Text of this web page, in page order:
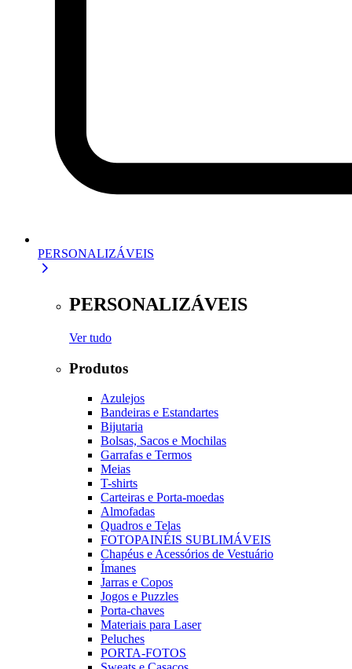
PERSONALIZÁVEIS
PERSONALIZÁVEIS
Ver tudo
Produtos
Azulejos
Bandeiras e Estandartes
Bijutaria
Bolsas, Sacos e Mochilas
Garrafas e Termos
Meias
T-shirts
Carteiras e Porta-moedas
Almofadas
Quadros e Telas
FOTOPAINÉIS SUBLIMÁVEIS
Chapéus e Acessórios de Vestuário
Ímanes
Jarras e Copos
Jogos e Puzzles
Porta-chaves
Materiais para Laser
Peluches
PORTA-FOTOS